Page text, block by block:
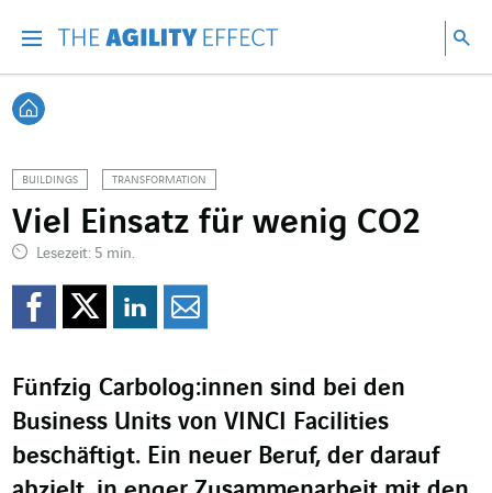
Zurück zur Startseite
BUILDINGS TRANSFORMATION
Viel Einsatz für wenig CO2
Lesezeit: 5 min.
Auf Facebook teilen
Auf Twitter teilen
Auf LinkedIn
Fünfzig Carbolog:innen sind bei den
Business Units von VINCI Facilities
beschäftigt. Ein neuer Beruf, der darauf